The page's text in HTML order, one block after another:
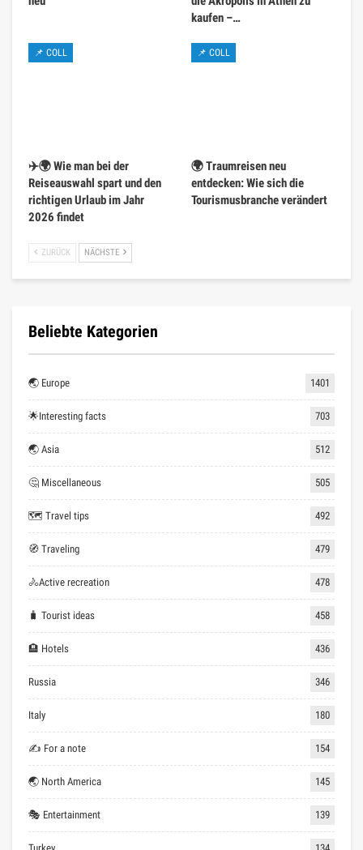
kaufen –…
📌 COLL
✈️🌍 Wie man bei der
Reiseauswahl spart und den
richtigen Urlaub im Jahr
2026 findet
📌 COLL
🌍 Traumreisen neu
entdecken: Wie sich die
Tourismusbranche verändert
ZURÜCK NÄCHSTE
Beliebte Kategorien
🌏 Europe 1401
🌟Interesting facts 703
🌏 Asia 512
🤔 Miscellaneous 505
🗺 Travel tips 492
🧭 Traveling 479
🚴Active recreation 478
🧳 Tourist ideas 458
🏨 Hotels 436
Russia 346
Italy 180
✍ For a note 154
🌏 North America 145
🎭 Entertainment 139
Turkey 134